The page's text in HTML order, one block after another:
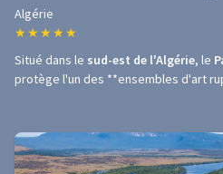
Algérie
★ ★ ★ ★ ★
Situé dans le sud-est de l'Algérie, le
protège l'un des **ensembles d'art